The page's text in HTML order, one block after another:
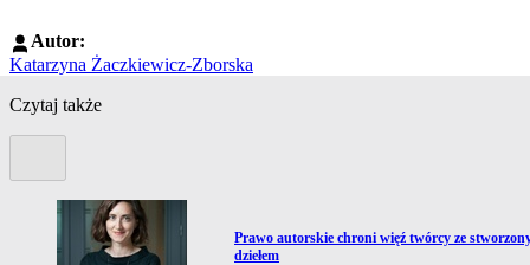
Autor:
Katarzyna Żaczkiewicz-Zborska
Czytaj także
Przejdź do artykułu:
Prawo autorskie chroni więź twórcy ze
dziełem